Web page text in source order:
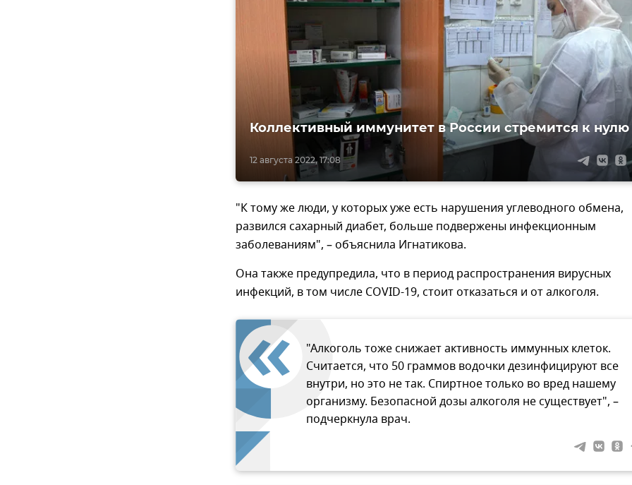
12 августа 2022, 17:08
Коллективный иммунитет в России стремится к нулю
"К тому же люди, у которых уже есть нарушения углеводного обмена,
развился сахарный диабет, больше подвержены инфекционным
заболеваниям", – объяснила Игнатикова.
Она также предупредила, что в период распространения вирусных
инфекций, в том числе COVID-19, стоит отказаться и от алкоголя.
"Алкоголь тоже снижает активность иммунных клеток.
Считается, что 50 граммов водочки дезинфицируют все
внутри, но это не так. Спиртное только во вред нашему
организму. Безопасной дозы алкоголя не существует", –
подчеркнула врач.